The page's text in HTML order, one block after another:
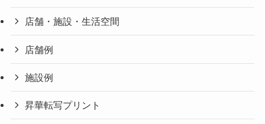
店舗・施設・生活空間
店舗例
施設例
昇華転写プリント